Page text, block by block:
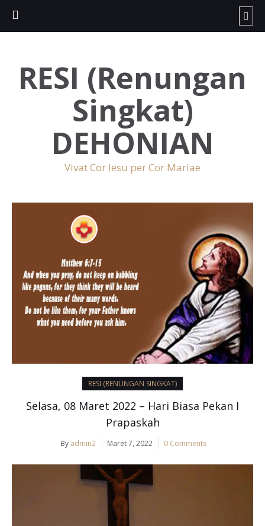
RESI (Renungan
Singkat)
DEHONIAN
Vivat Cor Iesu per Cor Mariae
RESI (RENUNGAN SINGKAT)
Selasa, 08 Maret 2022 – Hari Biasa Pekan I
Prapaskah
By admin2 Maret 7, 2022 0 Comments